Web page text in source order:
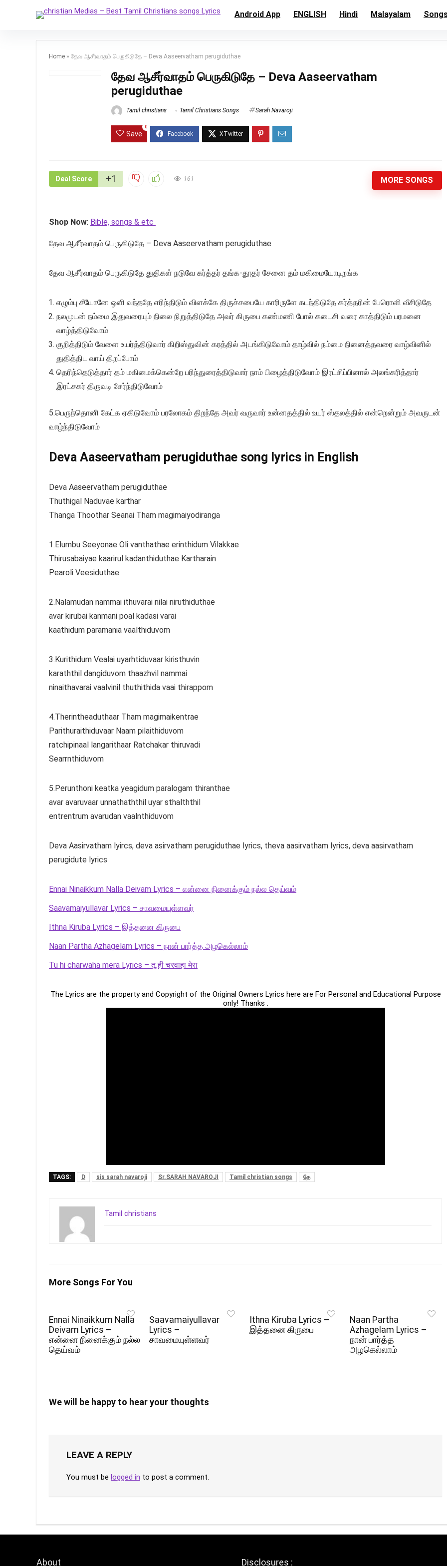
Android App ENGLISH Hindi Malayalam
Home » தேவ ஆசீர்வாதம் பெருகிடுதே – Deva Aaseervatham perugiduthae
தேவ ஆசீர்வாதம் பெருகிடுதே – Deva Aaseervatham
perugiduthae
Tamil christians Tamil Christians Songs Sarah Navaroji
Save
0
Deal Score +1 161 MORE SONGS
Shop Now: Bible, songs & etc
தேவ ஆசீர்வாதம் பெருகிடுதே – Deva Aaseervatham perugiduthae
தேவ ஆசீர்வாதம் பெருகிடுதே துதிகள் நடுவே கர்த்தர் தங்க-தூதர் சேனை தம் மகிமையோடிறங்க
எழும்பு சீயோனே ஒளி வந்ததே எரிந்திடும் விளக்கே திருச்சபையே காரிருளே கடந்திடுதே கர்த்தரின் பேரொளி வீசிடுதே
நலமுடன் நம்மை இதுவரையும் நிலை நிறுத்திடுதே அவர் கிருபை கண்மணி போல் கடைசி வரை காத்திடும் பரமனை
வாழ்த்திடுவோம்
குறித்திடும் வேளை உயர்த்திடுவார் கிறிஸ்துவின் கரத்தில் அடங்கிடுவோம் தாழ்வில் நம்மை நினைத்தவரை வாழ்வினில்
துதித்திட வாய் திறப்போம்
தெரிந்தெடுத்தார் தம் மகிமைக்கென்றே பரிந்துரைத்திடுவார் நாம் பிழைத்திடுவோம் இரட்சிப்பினால் அலங்கரித்தார்
இரட்சகர் திருவடி சேர்ந்திடுவோம்
5.பெருந்தொனி கேட்க ஏகிடுவோம் பரலோகம் திறந்தே அவர் வருவார் உன்னதத்தில் உயர் ஸ்தலத்தில் என்றென்றும் அவருடன்
வாழ்ந்திடுவோம்
Deva Aaseervatham perugiduthae song lyrics in English
Deva Aaseervatham perugiduthae
Thuthigal Naduvae karthar
Thanga Thoothar Seanai Tham magimaiyodiranga
1.Elumbu Seeyonae Oli vanthathae erinthidum Vilakkae
Thirusabaiyae kaarirul kadanthiduthae Kartharain
Pearoli Veesiduthae
2.Nalamudan nammai ithuvarai nilai niruthiduthae
avar kirubai kanmani poal kadasi varai
kaathidum paramania vaalthiduvom
3.Kurithidum Vealai uyarhtiduvaar kiristhuvin
karaththil dangiduvom thaazhvil nammai
ninaithavarai vaalvinil thuthithida vaai thirappom
4.Therintheaduthaar Tham magimaikentrae
Parithuraithiduvaar Naam pilaithiduvom
ratchipinaal langarithaar Ratchakar thiruvadi
Searrnthiduvom
5.Perunthoni keatka yeagidum paralogam thiranthae
avar avaruvaar unnathaththil uyar sthalththil
entrentrum avarudan vaalnthiduvom
Deva Aasirvatham lyircs, deva asirvatham perugiduthae lyrics, theva aasirvatham lyrics, deva aasirvatham
perugidute lyrics
Ennai Ninaikkum Nalla Deivam Lyrics – என்னை நினைக்கும் நல்ல தெய்வம்
Saavamaiyullavar Lyrics – சாவமையுள்ளவர்
Ithna Kiruba Lyrics – இத்தனை கிருபை
Naan Partha Azhagelam Lyrics – நான் பார்த்த அழகெல்லாம்
Tu hi charwaha mera Lyrics – तू ही चरवाहा मेरा
The Lyrics are the property and Copyright of the Original Owners Lyrics here are For Personal and Educational Purpose
only! Thanks .
TAGS: D sis sarah navaroji Sr.SARAH NAVAROJI Tamil christian songs தே
Tamil christians
More Songs For You
Ennai Ninaikkum Nalla
Deivam Lyrics –
என்னை நினைக்கும் நல்ல
தெய்வம்
Saavamaiyullavar
Lyrics –
சாவமையுள்ளவர்
Ithna Kiruba Lyrics –
இத்தனை கிருபை
Naan Partha
Azhagelam Lyrics –
நான் பார்த்த
அழகெல்லாம்
We will be happy to hear your thoughts
LEAVE A REPLY
You must be logged in to post a comment.
About Disclosures :